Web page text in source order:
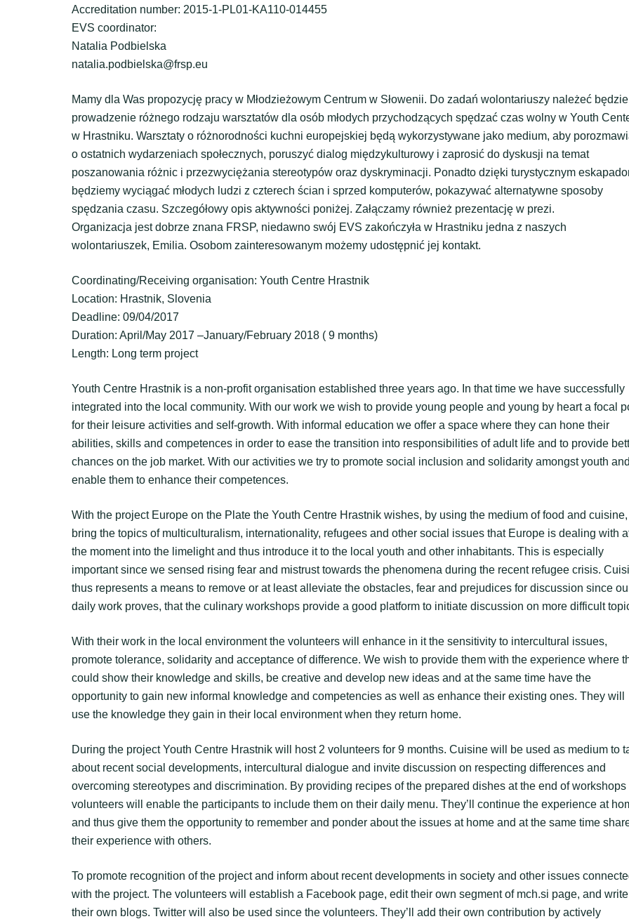
Accreditation number: 2015-1-PL01-KA110-014455
EVS coordinator:
Natalia Podbielska
natalia.podbielska@frsp.eu
Mamy dla Was propozycję pracy w Młodzieżowym Centrum w Słowenii. Do zadań wolontariuszy należeć będzie
prowadzenie różnego rodzaju warsztatów dla osób młodych przychodzących spędzać czas wolny w Youth
w Hrastniku. Warsztaty o różnorodności kuchni europejskiej będą wykorzystywane jako medium, aby
o ostatnich wydarzeniach społecznych, poruszyć dialog międzykulturowy i zaprosić do dyskusji na temat
poszanowania różnic i przezwyciężania stereotypów oraz dyskryminacji. Ponadto dzięki turystycznym
będziemy wyciągać młodych ludzi z czterech ścian i sprzed komputerów, pokazywać alternatywne sposoby
spędzania czasu. Szczegółowy opis aktywności poniżej. Załączamy również prezentację w prezi.
Organizacja jest dobrze znana FRSP, niedawno swój EVS zakończyła w Hrastniku jedna z naszych
wolontariuszek, Emilia. Osobom zainteresowanym możemy udostępnić jej kontakt.
Coordinating/Receiving organisation: Youth Centre Hrastnik
Location: Hrastnik, Slovenia
Deadline: 09/04/2017
Duration: April/May 2017 –January/February 2018 ( 9 months)
Length: Long term project
Youth Centre Hrastnik is a non-profit organisation established three years ago. In that time we have successfully
integrated into the local community. With our work we wish to provide young people and young by heart a focal
for their leisure activities and self-growth. With informal education we offer a space where they can hone their
abilities, skills and competences in order to ease the transition into responsibilities of adult life and to provide
chances on the job market. With our activities we try to promote social inclusion and solidarity amongst youth and
enable them to enhance their competences.
With the project Europe on the Plate the Youth Centre Hrastnik wishes, by using the medium of food and
bring the topics of multiculturalism, internationality, refugees and other social issues that Europe is dealing with
the moment into the limelight and thus introduce it to the local youth and other inhabitants. This is especially
important since we sensed rising fear and mistrust towards the phenomena during the recent refugee crisis.
thus represents a means to remove or at least alleviate the obstacles, fear and prejudices for discussion since
daily work proves, that the culinary workshops provide a good platform to initiate discussion on more difficult
With their work in the local environment the volunteers will enhance in it the sensitivity to intercultural issues,
promote tolerance, solidarity and acceptance of difference. We wish to provide them with the experience where
could show their knowledge and skills, be creative and develop new ideas and at the same time have the
opportunity to gain new informal knowledge and competencies as well as enhance their existing ones. They will
use the knowledge they gain in their local environment when they return home.
During the project Youth Centre Hrastnik will host 2 volunteers for 9 months. Cuisine will be used as medium to
about recent social developments, intercultural dialogue and invite discussion on respecting differences and
overcoming stereotypes and discrimination. By providing recipes of the prepared dishes at the end of workshops
volunteers will enable the participants to include them on their daily menu. They’ll continue the experience at
and thus give them the opportunity to remember and ponder about the issues at home and at the same time
their experience with others.
To promote recognition of the project and inform about recent developments in society and other issues
with the project. The volunteers will establish a Facebook page, edit their own segment of mch.si page, and write
their own blogs. Twitter will also be used since the volunteers. They’ll add their own contribution by actively